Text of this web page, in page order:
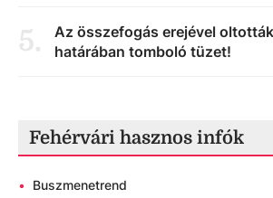
5.
Az összefogás erejével
határában tomboló tüzet!
Fehérvári hasznos infók
• Buszmenetrend